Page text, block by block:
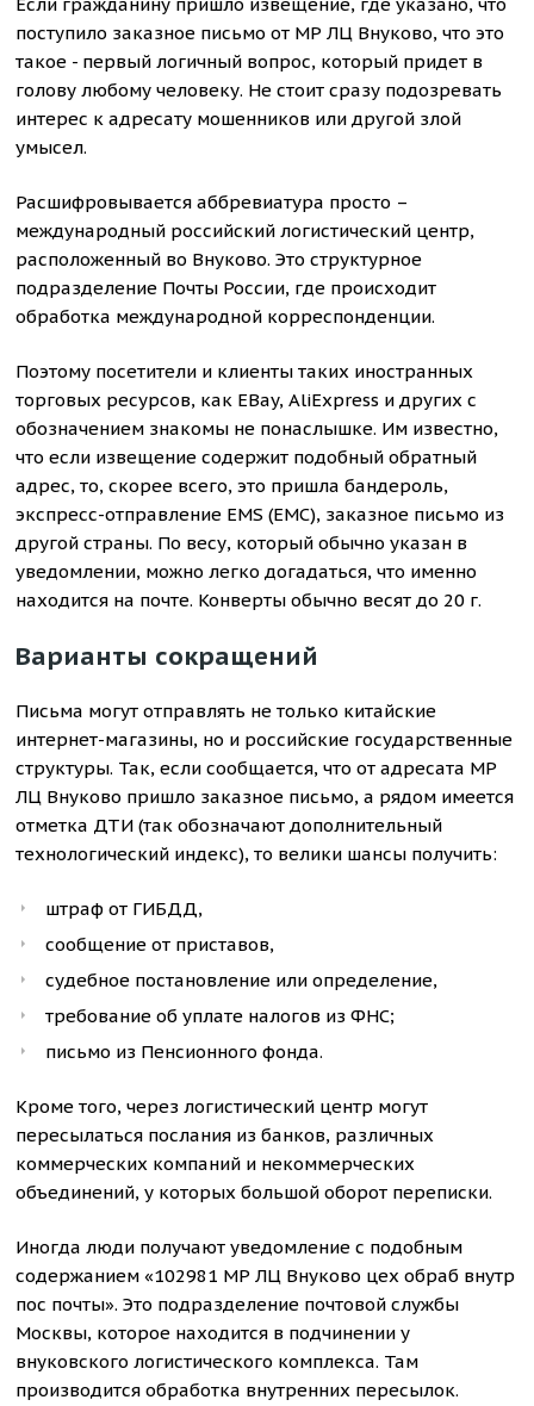
поступило заказное письмо от МР ЛЦ Внуково, что это
такое - первый логичный вопрос, который придет в
голову любому человеку. Не стоит сразу подозревать
интерес к адресату мошенников или другой злой
умысел.
Расшифровывается аббревиатура просто –
международный российский логистический центр,
расположенный во Внуково. Это структурное
подразделение Почты России, где происходит
обработка международной корреспонденции.
Поэтому посетители и клиенты таких иностранных
торговых ресурсов, как EBay, AliExpress и других с
обозначением знакомы не понаслышке. Им известно,
что если извещение содержит подобный обратный
адрес, то, скорее всего, это пришла бандероль,
экспресс-отправление EMS (ЕМС), заказное письмо из
другой страны. По весу, который обычно указан в
уведомлении, можно легко догадаться, что именно
находится на почте. Конверты обычно весят до 20 г.
Варианты сокращений
Письма могут отправлять не только китайские
интернет-магазины, но и российские государственные
структуры. Так, если сообщается, что от адресата МР
ЛЦ Внуково пришло заказное письмо, а рядом имеется
отметка ДТИ (так обозначают дополнительный
технологический индекс), то велики шансы получить:
штраф от ГИБДД,
сообщение от приставов,
судебное постановление или определение,
требование об уплате налогов из ФНС;
письмо из Пенсионного фонда.
Кроме того, через логистический центр могут
пересылаться послания из банков, различных
коммерческих компаний и некоммерческих
объединений, у которых большой оборот переписки.
Иногда люди получают уведомление с подобным
содержанием «102981 МР ЛЦ Внуково цех обраб внутр
пос почты». Это подразделение почтовой службы
Москвы, которое находится в подчинении у
внуковского логистического комплекса. Там
производится обработка внутренних пересылок.